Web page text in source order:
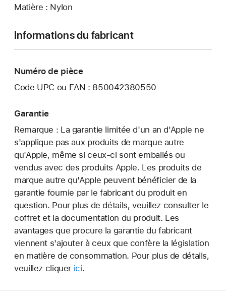
Matière : Nylon
Informations du fabricant
Numéro de pièce
Code UPC ou EAN : 850042380550
Garantie
Remarque : La garantie limitée d'un an d'Apple ne
s'applique pas aux produits de marque autre
qu'Apple, même si ceux-ci sont emballés ou
vendus avec des produits Apple. Les produits de
marque autre qu'Apple peuvent bénéficier de la
garantie fournie par le fabricant du produit en
question. Pour plus de détails, veuillez consulter le
coffret et la documentation du produit. Les
avantages que procure la garantie du fabricant
viennent s'ajouter à ceux que confère la législation
en matière de consommation. Pour plus de détails,
veuillez cliquer ici.